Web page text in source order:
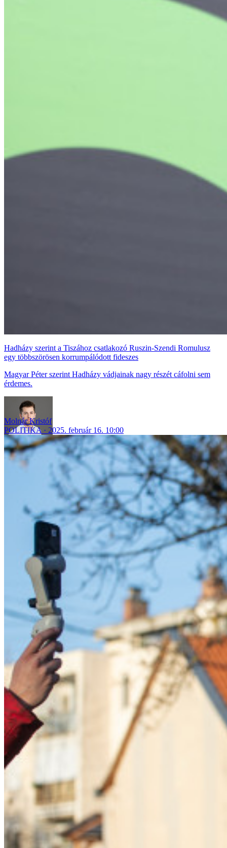
Hadházy szerint a Tiszához csatlakozó Ruszin-Szendi Romulusz
egy többszörösen korrumpálódott fideszes
Magyar Péter szerint Hadházy vádjainak nagy részét cáfolni sem
érdemes.
Molnár Kristóf
POLITIKA
2025. február 16. 10:00